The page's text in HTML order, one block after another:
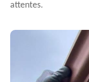
attentes.